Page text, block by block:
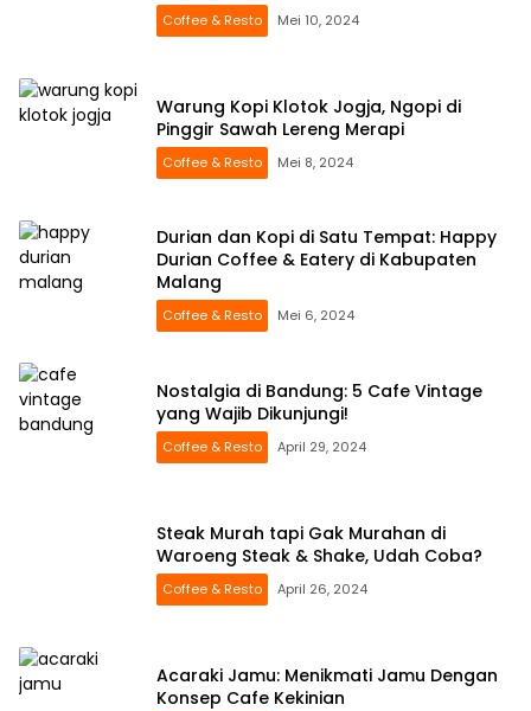
Coffee & Resto Mei 10, 2024
Warung Kopi Klotok Jogja, Ngopi di
Pinggir Sawah Lereng Merapi
Coffee & Resto Mei 8, 2024
Durian dan Kopi di Satu Tempat: Happy
Durian Coffee & Eatery di Kabupaten
Malang
Coffee & Resto Mei 6, 2024
Nostalgia di Bandung: 5 Cafe Vintage
yang Wajib Dikunjungi!
Coffee & Resto April 29, 2024
Steak Murah tapi Gak Murahan di
Waroeng Steak & Shake, Udah Coba?
Coffee & Resto April 26, 2024
Acaraki Jamu: Menikmati Jamu Dengan
Konsep Cafe Kekinian